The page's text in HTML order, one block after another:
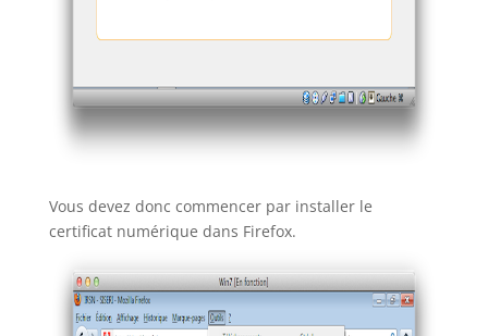
Vous devez donc commencer par installer le
certificat numérique dans Firefox.